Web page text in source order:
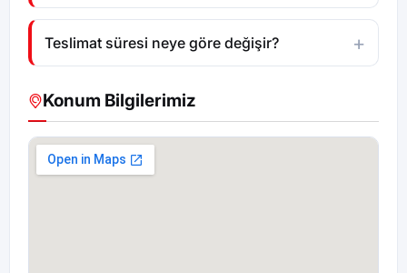
Teslimat süresi neye göre değişir?
Konum Bilgilerimiz